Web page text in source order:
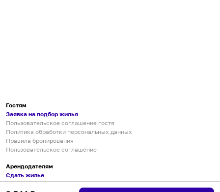
Гостям
Заявка на подбор жилья
Пользовательское соглашение гостя
Политика обработки персональных данных
Правила бронирования
Пользовательское соглашение
Арендодателям
Сдать жилье
Пользовательское соглашение